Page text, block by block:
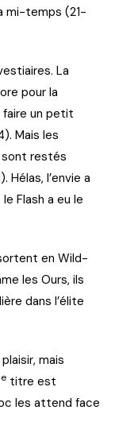
mi-temps (21-
La
pour la
un petit
Mais les
sont restés
l’envie a
Flash a eu le
en Wild-
les Ours, ils
dans l’élite
mais
titre est
les attend face